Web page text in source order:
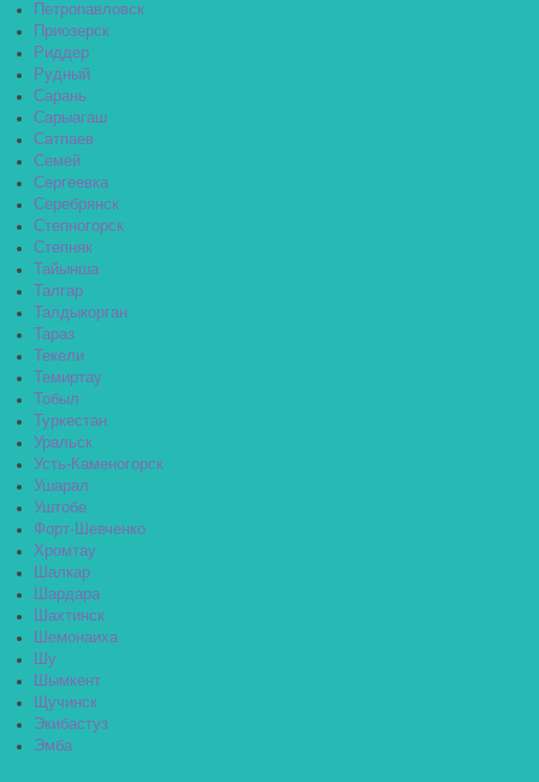
Петропавловск
Приозерск
Риддер
Рудный
Сарань
Сарыагаш
Сатпаев
Семей
Сергеевка
Серебрянск
Степногорск
Степняк
Тайынша
Талгар
Талдыкорган
Тараз
Текели
Темиртау
Тобыл
Туркестан
Уральск
Усть-Каменогорск
Ушарал
Уштобе
Форт-Шевченко
Хромтау
Шалкар
Шардара
Шахтинск
Шемонаиха
Шу
Шымкент
Щучинск
Экибастуз
Эмба